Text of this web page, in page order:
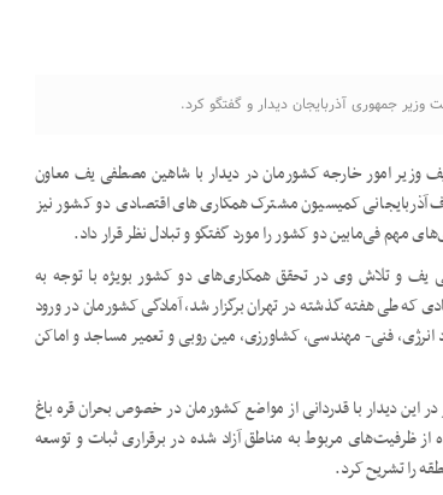
جمهوری آذربایجان دیدار و گفتگو کرد.
وزیر امور خارجه کشورمان در دیدار با شاهین مصطفی یف معاون
کمیسیون مشترک همکاری‌های اقتصادی دو کشور نیز
مهم فی‌مابین دو کشور را مورد گفتگو و تبادل نظر قرار داد.
یف و تلاش وی در تحقق همکاری‌های دو کشور بویژه با توجه به
طی هفته گذشته در تهران برگزار شد، آمادگی کشورمان در ورود
فنی- مهندسی، کشاورزی، مین روبی و تعمیر مساجد و اماکن
دیدار با قدردانی از مواضع کشورمان در خصوص بحران قره باغ
از ظرفیت‌های مربوط به مناطق آزاد شده در برقراری ثبات و توسعه
را تشریح کرد.